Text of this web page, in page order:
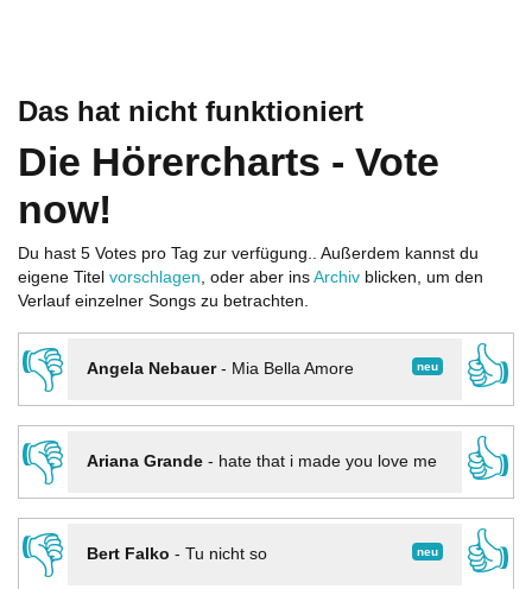
Das hat nicht funktioniert
Die Hörercharts - Vote
now!
Du hast 5 Votes pro Tag zur verfügung.. Außerdem kannst du
eigene Titel vorschlagen, oder aber ins Archiv blicken, um den
Verlauf einzelner Songs zu betrachten.
👎 neu
Angela Nebauer- Mia Bella Amore
👍
👎
Ariana Grande- hate that i made you love me
👍
👎
neu
Bert Falko - Tu nicht so
👍